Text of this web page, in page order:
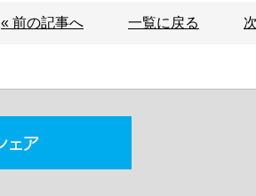
« 前の記事へ 一覧に戻る